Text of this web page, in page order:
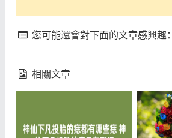
您可能還會對下面的文章感興趣：
相關文章